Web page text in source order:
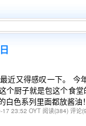
又得感叹一下。 今
个厨子就是包这个食
白色系列里面都放酱
17 23:52 OYT 阅读(384) 评论